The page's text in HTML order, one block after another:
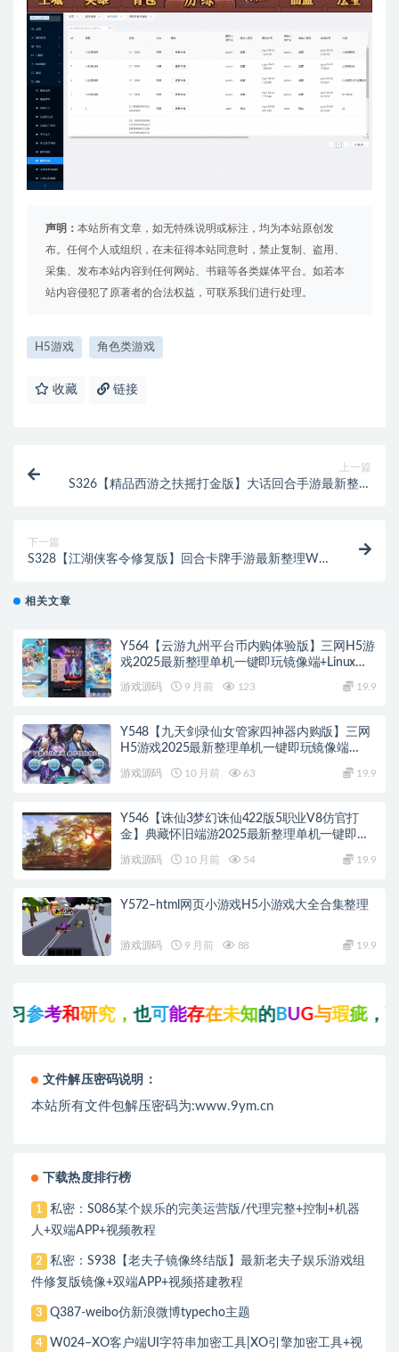
声明： 本站所有文章，如无特殊说明或标注，均为本站原创发
布。任何个人或组织，在未征得本站同意时，禁止复制、盗用、
采集、发布本站内容到任何网站、书籍等各类媒体平台。如若本
站内容侵犯了原著者的合法权益，可联系我们进行处理。
H5游戏 角色类游戏
收藏 链接
上一篇
S326【精品西游之扶摇打金版】大话回合手游最新整理
下一篇
S328【江湖侠客令修复版】回合卡牌手游最新整理Win
相关文章
Y564【云游九州平台币内购体验版】三网H5游
戏2025最新整理单机一键即玩镜像端+Linux手
游戏源码 9 月前 123 19.9
Y548【九天剑录仙女管家四神器内购版】三网
H5游戏2025最新整理单机一键即玩镜像端
+Linux手工服务端+管理后台+GM授权后台+教
程
游戏源码 10 月前 63 19.9
Y546【诛仙3梦幻诛仙422版5职业V8仿官打
金】典藏怀旧端游2025最新整理单机一键即玩
镜像端+Linux手工服务端+网页注册+GM工具
+PC客户端+教程
游戏源码 10 月前 54 19.9
Y572–html网页小游戏H5小游戏大全合集整理
游戏源码 9 月前 88 19.9
，也可能存在 未知的BUG与瑕疵，可先联系站 长
文件解压密码说明：
本站所有文件包解压密码为:www.9ym.cn
下载热度排行榜
1
私密：S086某个娱乐的完美运营版/代理完整+控制+机器
人+双端APP+视频教程
2
私密：S938【老夫子镜像终结版】最新老夫子娱乐游戏组
件修复版镜像+双端APP+视频搭建教程
3 Q387-weibo仿新浪微博typecho主题
4
W024–XO客户端UI字符串加密工具|XO引擎加密工具+视